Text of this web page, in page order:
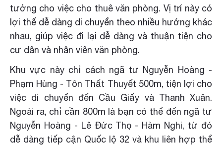
tưởng cho việc cho thuê văn phòng. Vị trí này có
lợi thế dễ dàng di chuyển theo nhiều hướng khác
nhau, giúp việc đi lại dễ dàng và thuận tiện cho
cư dân và nhân viên văn phòng.
Khu vực này chỉ cách ngã tư Nguyễn Hoàng -
Phạm Hùng - Tôn Thất Thuyết 500m, tiện lợi cho
việc di chuyển đến Cầu Giấy và Thanh Xuân.
Ngoài ra, chỉ cần 800m là bạn có thể đến ngã tư
Nguyễn Hoàng - Lê Đức Thọ - Hàm Nghi, từ đó
dễ dàng tiếp cận Quốc lộ 32 và khu liên hợp thể